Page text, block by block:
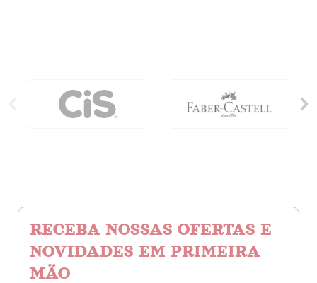
RECEBA NOSSAS OFERTAS E
NOVIDADES EM PRIMEIRA
MÃO